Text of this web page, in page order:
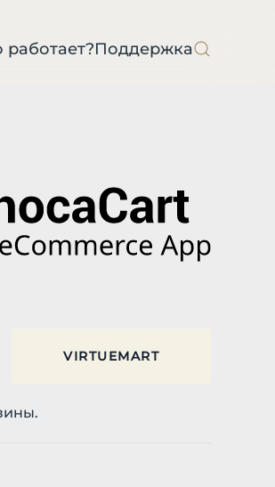
работает?Поддержка
VIRTUEMART